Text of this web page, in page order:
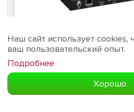
Артикул:
Передатчик MuxLab
Наш сайт использует cookies,
ваш пользовательский опыт.
Подробнее
Хорошо